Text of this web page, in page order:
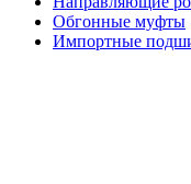
Обгонные муфты
Импортные